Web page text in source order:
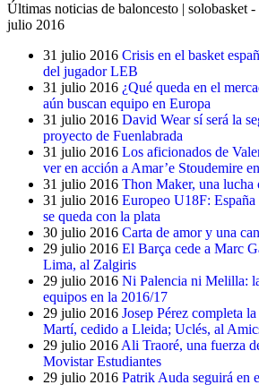
Últimas noticias de baloncesto | solobasket
julio 2016
31 julio 2016 Crisis en el basket
del jugador LEB
31 julio 2016 ¿Qué queda en el
aún buscan equipo en Europa
31 julio 2016 David Wear sí será la
proyecto de Fuenlabrada
31 julio 2016 Los aficionados de
ver en acción a Amar’e Stoudemire
31 julio 2016 Thon Maker, una lucha
31 julio 2016 Europeo U18F:
se queda con la plata
30 julio 2016 Carta de amor y una
29 julio 2016 El Barça cede a Marc
Lima, al Zalgiris
29 julio 2016 Ni Palencia ni Melilla:
equipos en la 2016/17
29 julio 2016 Josep Pérez completa
Martí, cedido a Lleida; Uclés, al
29 julio 2016 Ali Traoré, una fuerza
Movistar Estudiantes
29 julio 2016 Patrik Auda seguirá en